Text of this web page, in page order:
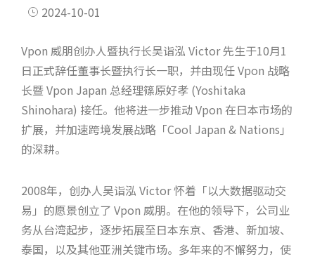
2024-10-01
Vpon 威朋创办人暨执行长吴诣泓 Victor 先生于10月1
日正式辞任董事长暨执行长一职，并由现任 Vpon 战略
长暨 Vpon Japan 总经理篠原好孝 (Yoshitaka
Shinohara) 接任。他将进一步推动 Vpon 在日本市场的
扩展，并加速跨境发展战略「Cool Japan & Nations」
的深耕。
2008年，创办人吴诣泓 Victor 怀着「以大数据驱动交
易」的愿景创立了 Vpon 威朋。在他的领导下，公司业
务从台湾起步，逐步拓展至日本东京、香港、新加坡、
泰国，以及其他亚洲关键市场。多年来的不懈努力，使